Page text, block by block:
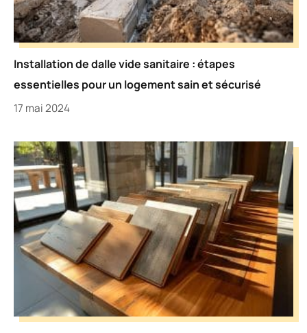
Installation de dalle vide sanitaire : étapes
essentielles pour un logement sain et sécurisé
17 mai 2024